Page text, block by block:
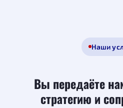
Наши
Вы передаёте
стратегию и